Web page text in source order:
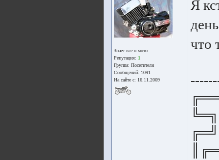
Знает все о мото
Репутация: 1
Группа: Посетители
Сообщений: 1091
На сайте с: 16.11.2009
Я
что